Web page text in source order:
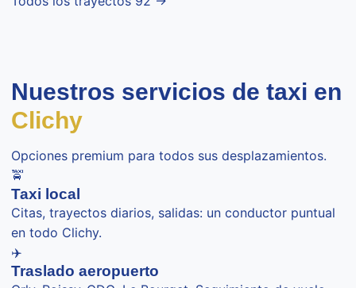
Nuestros servicios de taxi en
Clichy
Opciones premium para todos sus desplazamientos.
🚖
Taxi local
Citas, trayectos diarios, salidas: un conductor puntual
en todo Clichy.
✈️
Traslado aeropuerto